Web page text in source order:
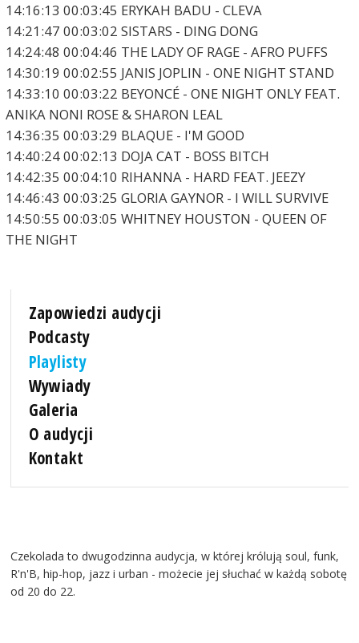
14:16:13 00:03:45 ERYKAH BADU - CLEVA
14:21:47 00:03:02 SISTARS - DING DONG
14:24:48 00:04:46 THE LADY OF RAGE - AFRO PUFFS
14:30:19 00:02:55 JANIS JOPLIN - ONE NIGHT STAND
14:33:10 00:03:22 BEYONCÉ - ONE NIGHT ONLY FEAT.
ANIKA NONI ROSE & SHARON LEAL
14:36:35 00:03:29 BLAQUE - I'M GOOD
14:40:24 00:02:13 DOJA CAT - BOSS BITCH
14:42:35 00:04:10 RIHANNA - HARD FEAT. JEEZY
14:46:43 00:03:25 GLORIA GAYNOR - I WILL SURVIVE
14:50:55 00:03:05 WHITNEY HOUSTON - QUEEN OF
THE NIGHT
Zapowiedzi audycji
Podcasty
Playlisty
Wywiady
Galeria
O audycji
Kontakt
Czekolada to dwugodzinna audycja, w której królują soul, funk,
R'n'B, hip-hop, jazz i urban - możecie jej słuchać w każdą sobotę
od 20 do 22.